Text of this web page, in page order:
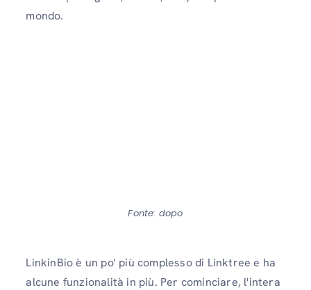
mondo.
Fonte: dopo
LinkinBio è un po' più complesso di Linktree e ha
alcune funzionalità in più. Per cominciare, l'intera